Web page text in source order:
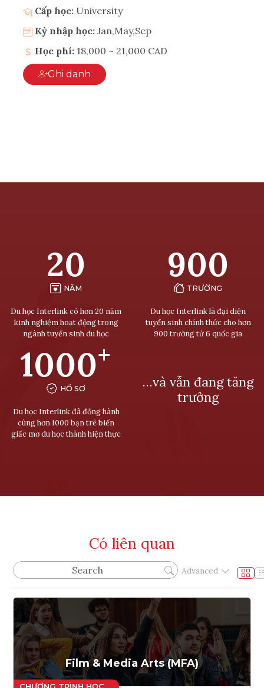
Cấp học: University
Kỳ nhập học: Jan,May,Sep
Học phí: 18,000 ~ 21,000 CAD
Ghi danh
20
NĂM
Du học Interlink có hơn 20 năm
kinh nghiệm hoạt động trong
ngành tuyển sinh du học
900
TRƯỜNG
Du học Interlink là đại diện
tuyển sinh chính thức cho hơn
900 trường từ 6 quốc gia
1000+
HỒ SƠ
Du học Interlink đã đồng hành
cùng hơn 1000 bạn trẻ biến
giấc mơ du học thành hiện thực
…và vẫn đang tăng
trưởng
Có liên quan
Advanced
Film & Media Arts (MFA)